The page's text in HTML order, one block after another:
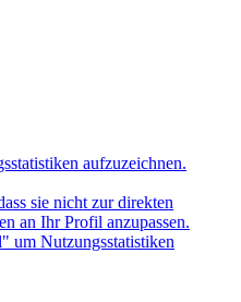
aufzuzeichnen.
sie nicht zur direkten
an Ihr Profil anzupassen.
um Nutzungsstatistiken